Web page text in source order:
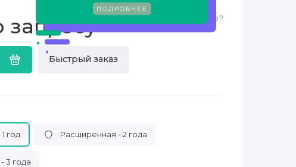
ПОДРОБНЕЕ
запросу
Быстрый заказ
Нашли дешевле?
год Расширенная - 2 года
3 года